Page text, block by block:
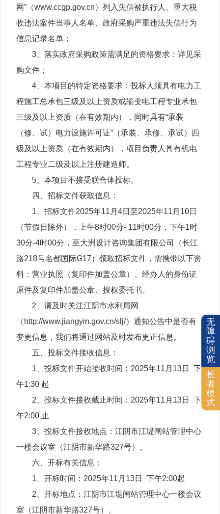
网”（www.ccgp.gov.cn）列入失信被执行人、重大税
收违法案件当事人名单、政府采购严重违法失信行为
信息记录名单；
3、落实政府采购政策需满足的资格要求：详见采
购文件；
4、本项目的特定资格要求：投标人须具有电力工
程施工总承包三级及以上资质或输变电工程专业承包
三级及以上资质（在有效期内），同时具有“承装
（修、试）电力设施许可证”（承装、承修、承试）四
级及以上资质（在有效期内），项目负责人具有机电
工程专业二级及以上注册建造师。
5、本项目不接受联合体投标。
四、招标文件获取信息：
1、招标文件2025年11月4日至2025年11月10日
（节假日除外），上午8时00分- 11时00分，下午1时
30分-4时00分，至大洲设计咨询集团有限公司（长江
路218号名都国际G17）领取招标文件，需携带以下资
料：营业执照（复印件加盖公章）、经办人的身份证
原件及复印件加盖公章、授权委托书。
2、请及时关注江阴市水利局网
（http://www.jiangyin.gov.cn/slj/）通知公告中是否有
变更信息，我们将通过网站及时发布更正信息。
五、投标文件接收信息：
1、投标文件开始接收时间：2025年11月13日 下
午1:30 起
2、投标文件接收截止时间：2025年11月13日 下
午2:00 止
3、投标文件接收地点：江阴市江堤闸站管理中心
一楼会议室（江阴市新华路327号）。
六、开标有关信息：
1、开标时间：2025年11月13日 下午2:00起
2、开标地点：江阴市江堤闸站管理中心一楼会议
室（江阴市新华路327号）。
无
障
碍
浏
览
长
者
模
式